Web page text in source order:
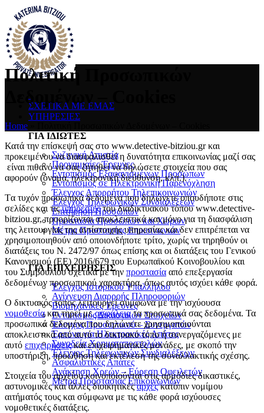
ΣΧΕΤΙΚΑ ΜΕ ΕΜΑΣ
ΥΠΗΡΕΣΙΕΣ
ΓΙΑ ΙΔΙΩΤΕΣ
Συζυγική Απιστία
Προγαμιαίες Έρευνες
Εντοπισμός Εξαφανισμένων Προσώπων
Εντοπισμός σε Ηλεκτρονική Παρενόχληση
Έλεγχος Απορρήτου Τηλεπικοινωνιών
Έλεγχος Τηλεφωνικών Συνδιαλέξεων
Επιτήρηση Προσώπων
Προστασία Προσώπων και Χώρων
Μέτρα Προστασίας Επικοινωνιών
ΓΙΑ ΕΠΙΧΕΙΡΗΣΕΙΣ
Έλεγχος Ιστορικού Υπαλλήλου
Ανίχνευση Διαρροής Πληροφοριών
Βιομηχανικές Έρευνες
Εντοπισμός Δικαστικών Στοιχείων
Έλεγχος Προσωπικού – Συνεργατών
Έρευνα για Ηλεκτρονικές Απάτες
Συνοδεία Χρηματαποστολών
Έλεγχος Τηλεφωνικών Συνδιαλέξεων
Ασφαλιστικές Απάτες
Ανάκτηση Χρεών – Εύρεση Οφειλετών
Μέτρα Προστασίας Επικοινωνιών
Πολιτική Προσωπικών
Δεδομένων – Cookies
Home
Κατά την επίσκεψή σας στο www.detective-bitziou.gr και
προκειμένου να διασφαλισθεί η δυνατότητα επικοινωνίας μαζί σας
είναι πιθανό να σας ζητηθεί να δηλώσετε στοιχεία που σας
αφορούν (όνομα, ηλεκτρονική διεύθυνση, κλπ.).
Tα τυχόν προσωπικά δεδομένα που δηλώνετε οπουδήποτε στις
σελίδες και τιςυπηρεσίεςτου διαδικτυακού τόπου www.detective-
bitziou.gr, προορίζονται αποκλειστικά και μόνο για τη διασφάλιση
της λειτουργίας της αντίστοιχης υπηρεσίας και δεν επιτρέπεται να
χρησιμοποιηθούν από οποιονδήποτε τρίτο, χωρίς να τηρηθούν οι
διατάξεις του Ν. 2472/97 όπως επίσης και οι διατάξεις του Γενικού
Κανονισμού (ΕΕ) 2016/679 του Ευρωπαϊκού Κοινοβουλίου και
του Συμβουλίου σχετικά με την προστασία από επεξεργασία
δεδομένων προσωπικού χαρακτήρα, όπως αυτός ισχύει κάθε φορά.
Ο δικτυακός τόπος λειτουργεί σύμφωνα με την ισχύουσα
νομοθεσίακαι τηρεί μεασφάλειατα προσωπικά σας δεδομένα. Τα
προσωπικά δεδομένα που δηλώνετε χρησιμοποιούνται
αποκλειστικά από αυτό το δικτυακό τόπο ή συνεργαζόμενες με
αυτό επιχειρήσειςκαι επιχειρηματικές μονάδες, με σκοπό την
υποστήριξη, προώθηση και εκτέλεση της συναλλακτικής σχέσης.
Στοιχεία του αρχείου κοινοποιούνται στις αρμόδιες δικαστικές,
αστυνομικές και άλλες διοικητικέςαρχέςκατόπιν νομίμου
αιτήματός τους και σύμφωνα με τις κάθε φορά ισχύουσες
νομοθετικές διατάξεις.